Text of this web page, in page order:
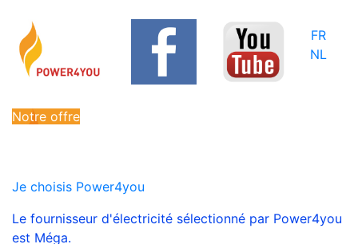
FR
NL
Notre offre
Je choisis Power4you
Le fournisseur d'électricité sélectionné par Power4you
est Méga.